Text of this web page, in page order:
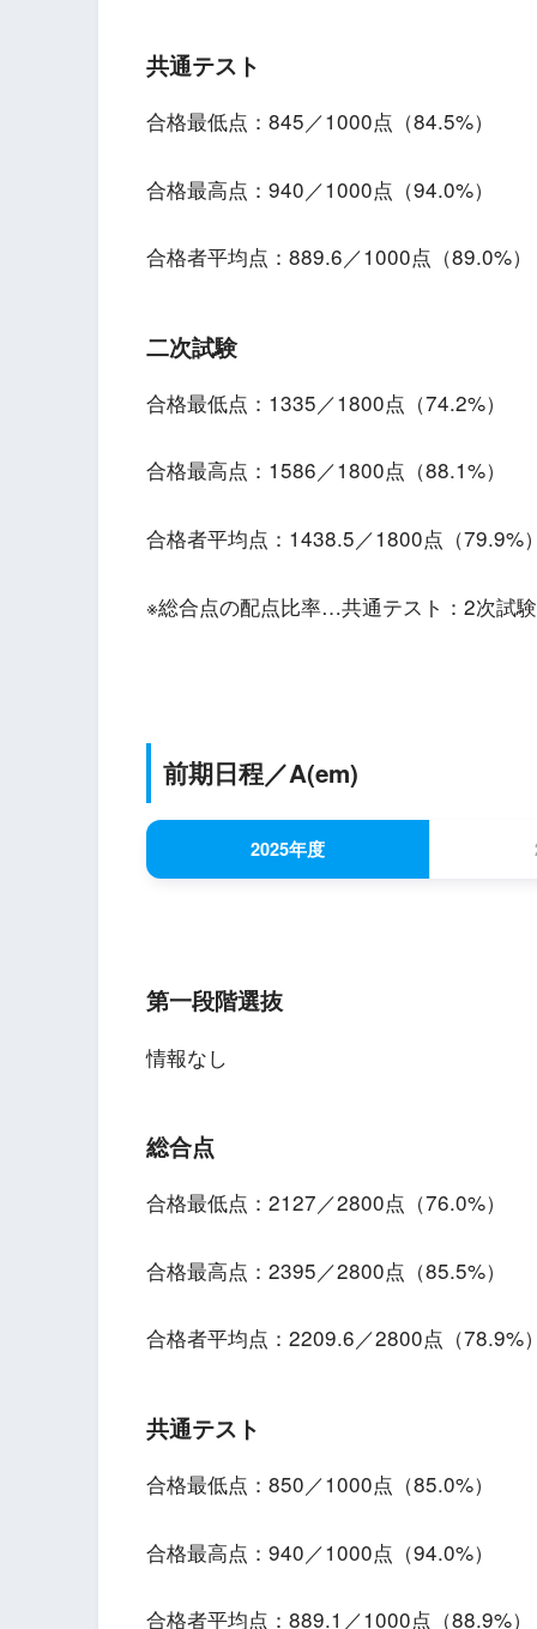
共通テスト
合格最低点：845／1000点（84.5%）
合格最高点：940／1000点（94.0%）
合格者平均点：889.6／1000点（89.0%）
二次試験
合格最低点：1335／1800点（74.2%）
合格最高点：1586／1800点（88.1%）
合格者平均点：1438.5／1800点（79.9%
※総合点の配点比率…共通テスト：2次試
前期日程／A(em)
2025年度
第一段階選抜
情報なし
総合点
合格最低点：2127／2800点（76.0%）
合格最高点：2395／2800点（85.5%）
合格者平均点：2209.6／2800点（78.9%
共通テスト
合格最低点：850／1000点（85.0%）
合格最高点：940／1000点（94.0%）
合格者平均点：889.1／1000点（88.9%）